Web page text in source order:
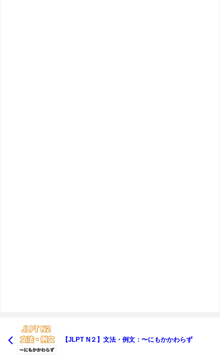
【JLPT N２】文法・例文：〜にもかかわらず